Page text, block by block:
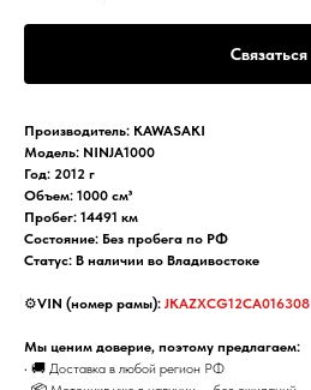
Связаться
Производитель: KAWASAKI
Модель: NINJA1000
Год: 2012 г
Объем: 1000 см³
Пробег: 14491 км
Состояние: Без пробега по РФ
Статус: В наличии во Владивостоке
⚙️VIN (номер рамы): JKAZXCG12CA016308
Мы ценим доверие, поэтому предлагаем:
• 🚚 Доставка в любой регион РФ